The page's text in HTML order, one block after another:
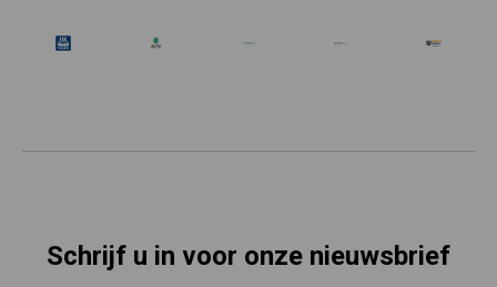
Schrijf u in voor onze nieuwsbrief